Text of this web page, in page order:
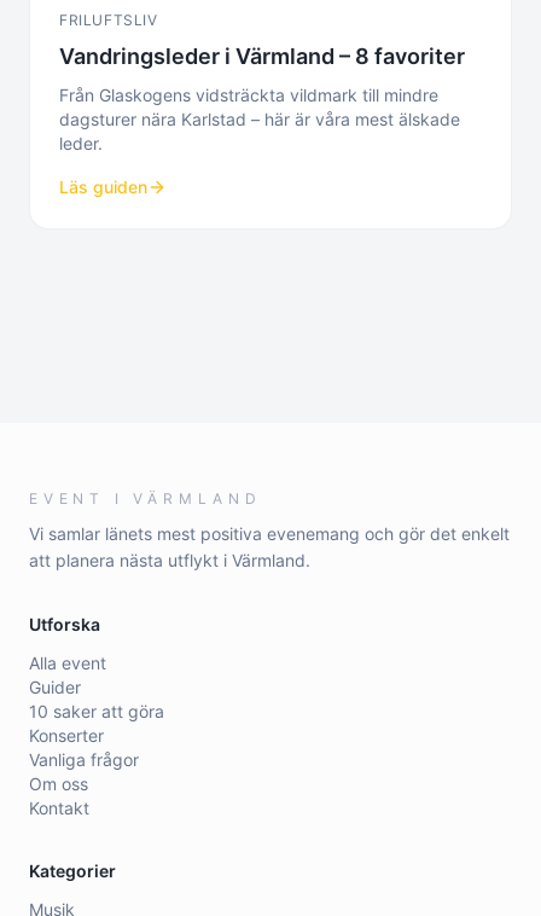
FRILUFTSLIV
Vandringsleder i Värmland – 8 favoriter
Från Glaskogens vidsträckta vildmark till mindre
dagsturer nära Karlstad – här är våra mest älskade
leder.
Läs guiden
EVENT I VÄRMLAND
Vi samlar länets mest positiva evenemang och gör det enkelt
att planera nästa utflykt i Värmland.
Utforska
Alla event
Guider
10 saker att göra
Konserter
Vanliga frågor
Om oss
Kontakt
Kategorier
Musik